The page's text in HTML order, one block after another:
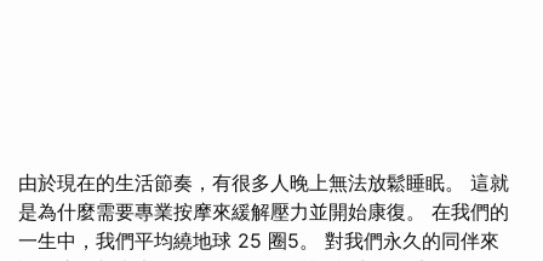
由於現在的生活節奏，有很多人晚上無法放鬆睡眠。 這就
是為什麼需要專業按摩來緩解壓力並開始康復。 在我們的
一生中，我們平均繞地球 25 圈5。 對我們永久的同伴來